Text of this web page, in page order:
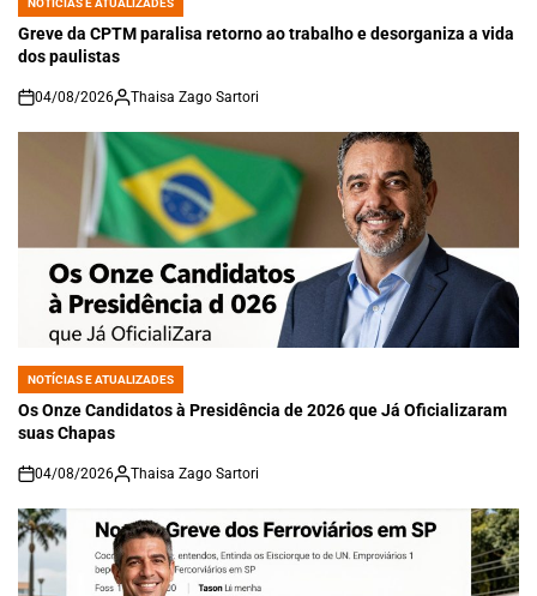
POSTED
IN
NOTÍCIAS E ATUALIZADES
Greve da CPTM paralisa retorno ao trabalho e desorganiza a vida
dos paulistas
on
04/08/2026 Thaisa Zago Sartori
POSTED
IN
NOTÍCIAS E ATUALIZADES
Os Onze Candidatos à Presidência de 2026 que Já Oficializaram
suas Chapas
on
04/08/2026 Thaisa Zago Sartori